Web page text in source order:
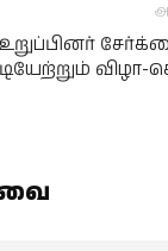
உறுப்பினர்